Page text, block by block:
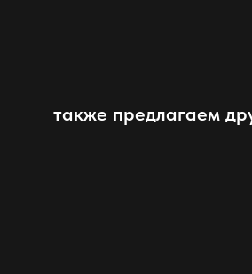
также предлагаем